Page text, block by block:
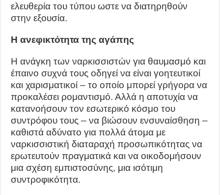
ελευθερία του τύπου ωστε να διατηρηθούν
στην εξουσία.
Η ανεφικτότητα της αγάπης
Η ανάγκη των ναρκισσιστών για θαυμασμό και
έπαινο συχνά τους οδηγεί να είναι γοητευτικοί
και χαρισματικοί – το οποίο μπορεί γρήγορα να
προκαλέσει ρομαντισμό. Αλλά η αποτυχία να
κατανοήσουν τον εσωτερικό κόσμο του
συντρόφου τους – να βιώσουν ενσυναίσθηση –
καθιστά αδύνατο για πολλά άτομα με
ναρκισσιστική διαταραχή προσωπικότητας να
ερωτευτούν πραγματικά και να οικοδομήσουν
μια σχέση εμπιστοσύνης, μια ισότιμη
συντροφικότητα.